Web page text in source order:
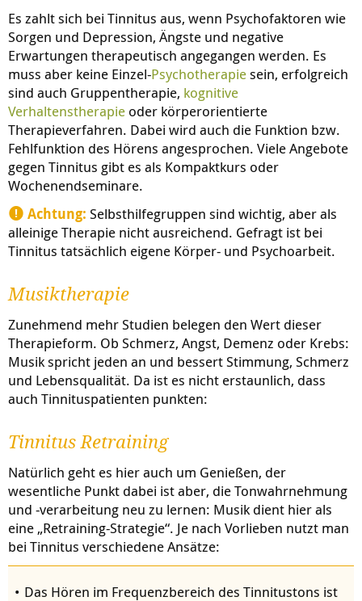
Es zahlt sich bei Tinnitus aus, wenn Psychofaktoren wie
Sorgen und Depression, Ängste und negative
Erwartungen therapeutisch angegangen werden. Es
muss aber keine Einzel-Psychotherapiesein, erfolgreich
sind auch Gruppentherapie, kognitive
Verhaltenstherapie oder körperorientierte
Therapieverfahren. Dabei wird auch die Funktion bzw.
Fehlfunktion des Hörens angesprochen. Viele Angebote
gegen Tinnitus gibt es als Kompaktkurs oder
Wochenendseminare.
Achtung: Selbsthilfegruppen sind wichtig, aber als
alleinige Therapie nicht ausreichend. Gefragt ist bei
Tinnitus tatsächlich eigene Körper- und Psychoarbeit.
Musiktherapie
Zunehmend mehr Studien belegen den Wert dieser
Therapieform. Ob Schmerz, Angst, Demenz oder Krebs:
Musik spricht jeden an und bessert Stimmung, Schmerz
und Lebensqualität. Da ist es nicht erstaunlich, dass
auch Tinnituspatienten punkten:
Tinnitus Retraining
Natürlich geht es hier auch um Genießen, der
wesentliche Punkt dabei ist aber, die Tonwahrnehmung
und -verarbeitung neu zu lernen: Musik dient hier als
eine „Retraining-Strategie“. Je nach Vorlieben nutzt man
bei Tinnitus verschiedene Ansätze:
Das Hören im Frequenzbereich des Tinnitustons ist